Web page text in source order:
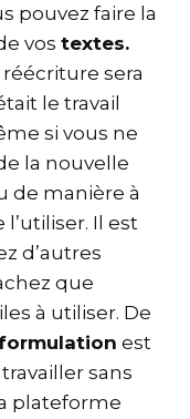
pouvez faire la
vos textes.
sera
le travail
si vous ne
la nouvelle
de manière à
Il est
d’autres
que
à utiliser. De
est
sans
plateforme